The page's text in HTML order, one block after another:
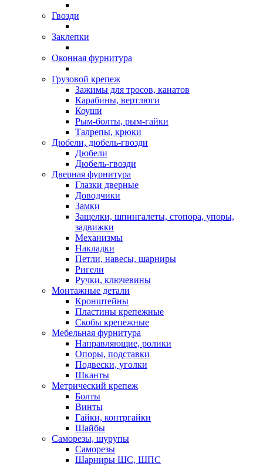
Гвозди
Заклепки
Оконная фурнитура
Грузовой крепеж
Зажимы для тросов, канатов
Карабины, вертлюги
Коуши
Рым-болты, рым-гайки
Талрепы, крюки
Дюбели, дюбель-гвозди
Дюбели
Дюбель-гвозди
Дверная фурнитура
Глазки дверные
Доводчики
Замки
Защелки, шпингалеты, стопора, упоры,
задвижки
Механизмы
Накладки
Петли, навесы, шарниры
Ригели
Ручки, ключевины
Монтажные детали
Кронштейны
Пластины крепежные
Скобы крепежные
Мебельная фурнитура
Направляющие, ролики
Опоры, подставки
Подвески, уголки
Шканты
Метрический крепеж
Болты
Винты
Гайки, контргайки
Шайбы
Саморезы, шурупы
Саморезы
Шарниры ШС, ШПС